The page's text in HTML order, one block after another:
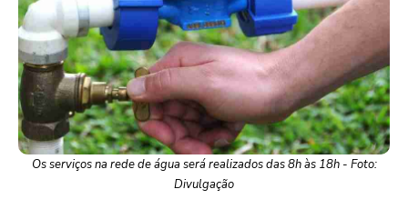
Os serviços na rede de água será realizados das 8h às 18h - Foto:
Divulgação